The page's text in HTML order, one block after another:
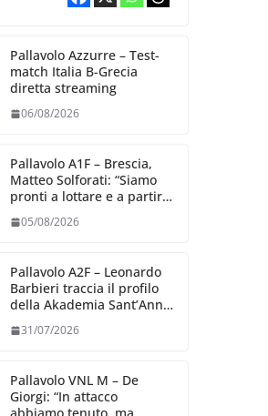
Pallavolo Azzurre – Test-
match Italia B-Grecia
diretta streaming
06/08/2026
Pallavolo A1F – Brescia,
Matteo Solforati: “Siamo
pronti a lottare e a partire
giorno”
05/08/2026
Pallavolo A2F – Leonardo
Barbieri traccia il profilo
della Akademia Sant’Anna
31/07/2026
Pallavolo VNL M – De
Giorgi: “In attacco